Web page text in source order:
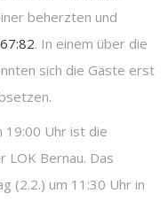
beherzten und
67:82. In einem über die
sich die Gäste erst
19:00 Uhr ist die
LOK Bernau. Das
(2.2.) um 11:30 Uhr in